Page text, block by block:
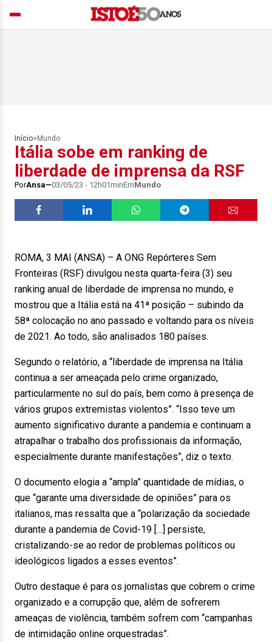
Início> Mundo
Itália sobe em ranking de
liberdade de imprensa da RSF
PorAnsa 03/05/23 - 12h01minEmMundo
ROMA, 3 MAI (ANSA) – A ONG Repórteres Sem
Fronteiras (RSF) divulgou nesta quarta-feira (3) seu
ranking anual de liberdade de imprensa no mundo, e
mostrou que a Itália está na 41ª posição – subindo da
58ª colocação no ano passado e voltando para os níveis
de 2021. Ao todo, são analisados 180 países.
Segundo o relatório, a “liberdade de imprensa na Itália
continua a ser ameaçada pelo crime organizado,
particularmente no sul do país, bem como à presença de
vários grupos extremistas violentos”. “Isso teve um
aumento significativo durante a pandemia e continuam a
atrapalhar o trabalho dos profissionais da informação,
especialmente durante manifestações”, diz o texto.
O documento elogia a “ampla” quantidade de mídias, o
que “garante uma diversidade de opiniões” para os
italianos, mas ressalta que a “polarização da sociedade
durante a pandemia de Covid-19 […] persiste,
cristalizando-se ao redor de problemas políticos ou
ideológicos ligados a esses eventos”.
Outro destaque é para os jornalistas que cobrem o crime
organizado e a corrupção que, além de sofrerem
ameaças de violência, também sofrem com “campanhas
de intimidação online orquestradas”.